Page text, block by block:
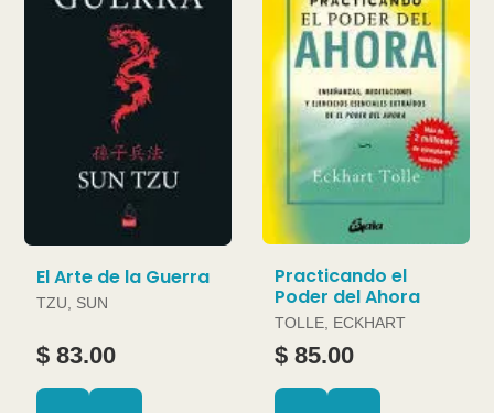
El Arte de la Guerra
TZU, SUN
$ 83.00
Practicando el
Poder del Ahora
TOLLE, ECKHART
$ 85.00